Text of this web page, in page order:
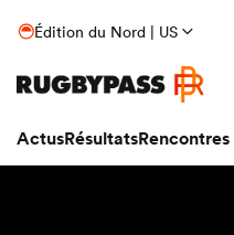
Édition du Nord | US
ActusRésultatsRencontres